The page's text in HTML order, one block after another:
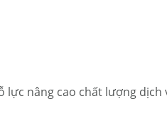
nâng cao chất lượng